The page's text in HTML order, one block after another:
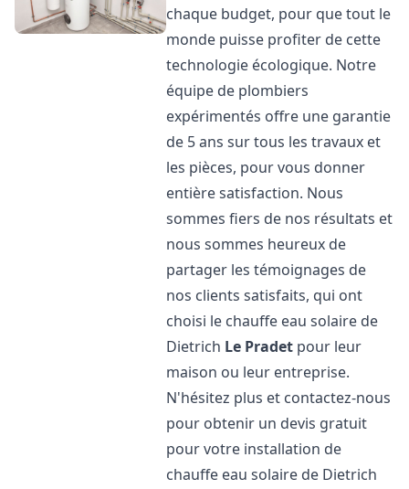
chaque budget, pour que tout le
monde puisse profiter de cette
technologie écologique. Notre
équipe de plombiers
expérimentés offre une garantie
de 5 ans sur tous les travaux et
les pièces, pour vous donner
entière satisfaction. Nous
sommes fiers de nos résultats et
nous sommes heureux de
partager les témoignages de
nos clients satisfaits, qui ont
choisi le chauffe eau solaire de
Dietrich Le Pradet pour leur
maison ou leur entreprise.
N'hésitez plus et contactez-nous
pour obtenir un devis gratuit
pour votre installation de
chauffe eau solaire de Dietrich